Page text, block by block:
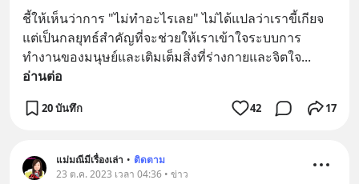
ชี้ให้เห็นว่าการ "ไม่ทำอะไรเลย" ไม่ได้แปลว่าเราขี้เกียจ
แต่เป็นกลยุทธ์สำคัญที่จะช่วยให้เราเข้าใจระบบการ
ทำงานของมนุษย์และเติมเต็มสิ่งที่ร่างกายและจิตใจ
อ่านต่อ
20 บันทึก 42 17
แม่มณีมีเรื่องเล่า • ติดตาม
23 ต.ค. 2023 เวลา 04:36 • ข่าว